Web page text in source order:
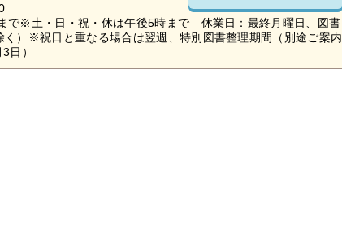
で※土・日・祝・休は午後5時まで 休業日：最終月曜日、図書
）※祝日と重なる場合は翌週、特別図書整理期間（別途ご案内
日）